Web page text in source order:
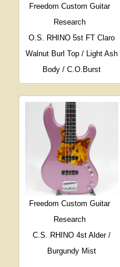
Freedom Custom Guitar
Research
O.S. RHINO 5st FT Claro
Walnut Burl Top / Light Ash
Body / C.O.Burst
Freedom Custom Guitar
Research
C.S. RHINO 4st Alder /
Burgundy Mist